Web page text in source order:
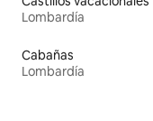
Lombardía
Cabañas
Lombardía